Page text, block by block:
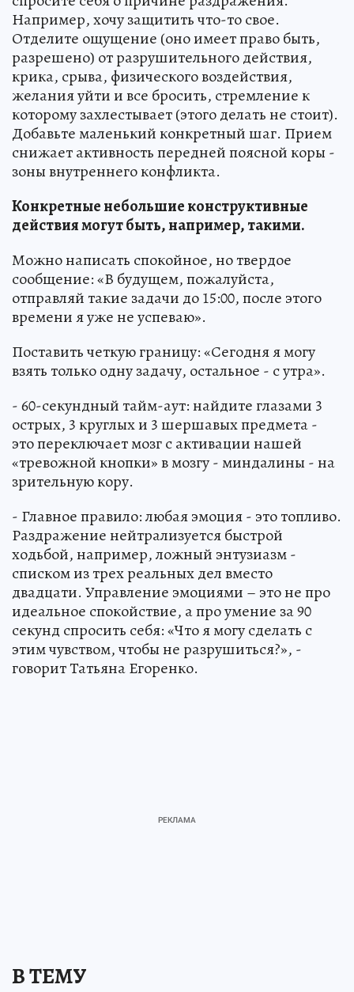
Например, хочу защитить что-то свое.
Отделите ощущение (оно имеет право быть,
разрешено) от разрушительного действия,
крика, срыва, физического воздействия,
желания уйти и все бросить, стремление к
которому захлестывает (этого делать не стоит).
Добавьте маленький конкретный шаг. Прием
снижает активность передней поясной коры -
зоны внутреннего конфликта.
Конкретные небольшие конструктивные
действия могут быть, например, такими.
Можно написать спокойное, но твердое
сообщение: «В будущем, пожалуйста,
отправляй такие задачи до 15:00, после этого
времени я уже не успеваю».
Поставить четкую границу: «Сегодня я могу
взять только одну задачу, остальное - с утра».
- 60-секундный тайм-аут: найдите глазами 3
острых, 3 круглых и 3 шершавых предмета -
это переключает мозг с активации нашей
«тревожной кнопки» в мозгу - миндалины - на
зрительную кору.
- Главное правило: любая эмоция - это топливо.
Раздражение нейтрализуется быстрой
ходьбой, например, ложный энтузиазм -
списком из трех реальных дел вместо
двадцати. Управление эмоциями – это не про
идеальное спокойствие, а про умение за 90
секунд спросить себя: «Что я могу сделать с
этим чувством, чтобы не разрушиться?», -
говорит Татьяна Егоренко.
В ТЕМУ